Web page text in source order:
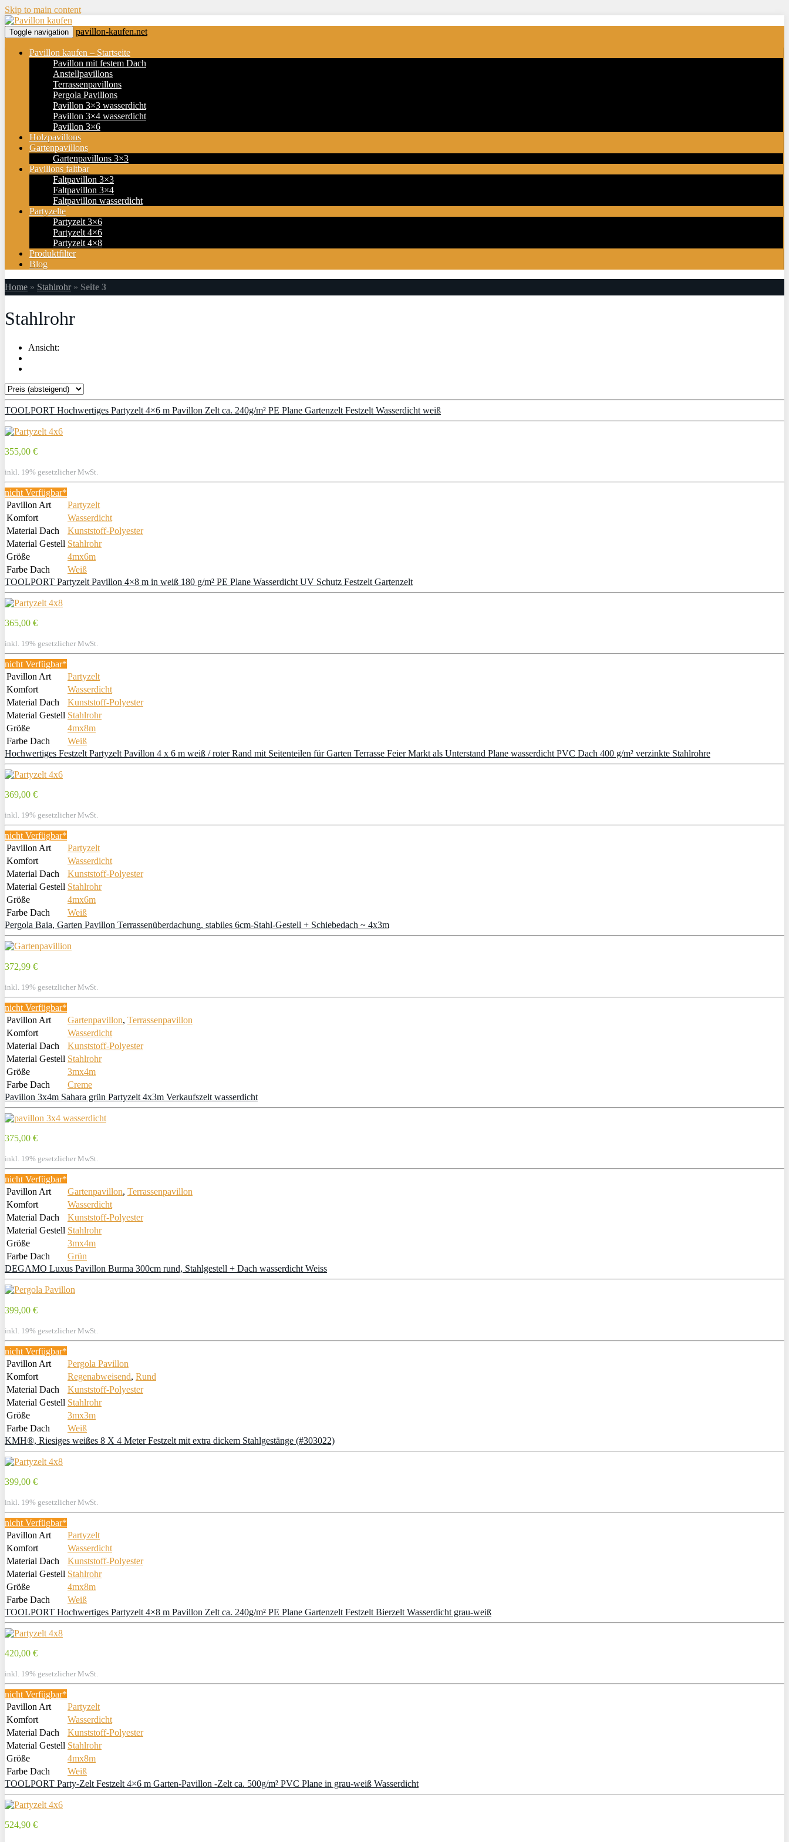
Skip to main content
Toggle navigation pavillon-kaufen.net
Pavillon kaufen – Startseite
Pavillon mit festem Dach
Anstellpavillons
Terrassenpavillons
Pergola Pavillons
Pavillon 3×3 wasserdicht
Pavillon 3×4 wasserdicht
Pavillon 3×6
Holzpavillons
Gartenpavillons
Gartenpavillons 3×3
Pavillons faltbar
Faltpavillon 3×3
Faltpavillon 3×4
Faltpavillon wasserdicht
Partyzelte
Partyzelt 3×6
Partyzelt 4×6
Partyzelt 4×8
Produktfilter
Blog
Home » Stahlrohr» Seite 3
Stahlrohr
Ansicht:
TOOLPORT Hochwertiges Partyzelt 4×6 m Pavillon Zelt ca. 240g/m² PE Plane Gartenzelt Festzelt Wasserdicht weiß
355,00 €
inkl. 19% gesetzlicher MwSt.
nicht Verfügbar*
Pavillon Art
Partyzelt
Komfort
Wasserdicht
Material Dach
Kunststoff-Polyester
Material Gestell Stahlrohr
Größe
4mx6m
Farbe Dach
Weiß
TOOLPORT Partyzelt Pavillon 4×8 m in weiß 180 g/m² PE Plane Wasserdicht UV Schutz Festzelt Gartenzelt
365,00 €
inkl. 19% gesetzlicher MwSt.
nicht Verfügbar*
Pavillon Art
Partyzelt
Komfort
Wasserdicht
Material Dach
Kunststoff-Polyester
Material Gestell Stahlrohr
Größe
4mx8m
Farbe Dach
Weiß
Hochwertiges Festzelt Partyzelt Pavillon 4 x 6 m weiß / roter Rand mit Seitenteilen für Garten Terrasse Feier Markt als Unterstand Plane wasserdicht PVC Dach 400 g/m² verzinkte Stahlrohre
369,00 €
inkl. 19% gesetzlicher MwSt.
nicht Verfügbar*
Pavillon Art
Partyzelt
Komfort
Wasserdicht
Material Dach
Kunststoff-Polyester
Material Gestell Stahlrohr
Größe
4mx6m
Farbe Dach
Weiß
Pergola Baia, Garten Pavillon Terrassenüberdachung, stabiles 6cm-Stahl-Gestell + Schiebedach ~ 4x3m
372,99 €
inkl. 19% gesetzlicher MwSt.
nicht Verfügbar*
Pavillon Art
Gartenpavillon, Terrassenpavillon
Komfort
Wasserdicht
Material Dach
Kunststoff-Polyester
Material Gestell Stahlrohr
Größe
3mx4m
Farbe Dach
Creme
Pavillon 3x4m Sahara grün Partyzelt 4x3m Verkaufszelt wasserdicht
375,00 €
inkl. 19% gesetzlicher MwSt.
nicht Verfügbar*
Pavillon Art
Gartenpavillon, Terrassenpavillon
Komfort
Wasserdicht
Material Dach
Kunststoff-Polyester
Material Gestell Stahlrohr
Größe
3mx4m
Farbe Dach
Grün
DEGAMO Luxus Pavillon Burma 300cm rund, Stahlgestell + Dach wasserdicht Weiss
399,00 €
inkl. 19% gesetzlicher MwSt.
nicht Verfügbar*
Pavillon Art
Pergola Pavillon
Komfort
Regenabweisend, Rund
Material Dach
Kunststoff-Polyester
Material Gestell Stahlrohr
Größe
3mx3m
Farbe Dach
Weiß
KMH®, Riesiges weißes 8 X 4 Meter Festzelt mit extra dickem Stahlgestänge (#303022)
399,00 €
inkl. 19% gesetzlicher MwSt.
nicht Verfügbar*
Pavillon Art
Partyzelt
Komfort
Wasserdicht
Material Dach
Kunststoff-Polyester
Material Gestell Stahlrohr
Größe
4mx8m
Farbe Dach
Weiß
TOOLPORT Hochwertiges Partyzelt 4×8 m Pavillon Zelt ca. 240g/m² PE Plane Gartenzelt Festzelt Bierzelt Wasserdicht grau-weiß
420,00 €
inkl. 19% gesetzlicher MwSt.
nicht Verfügbar*
Pavillon Art
Partyzelt
Komfort
Wasserdicht
Material Dach
Kunststoff-Polyester
Material Gestell Stahlrohr
Größe
4mx8m
Farbe Dach
Weiß
TOOLPORT Party-Zelt Festzelt 4×6 m Garten-Pavillon -Zelt ca. 500g/m² PVC Plane in grau-weiß Wasserdicht
524,90 €